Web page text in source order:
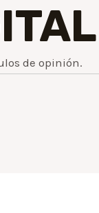
de opinión.